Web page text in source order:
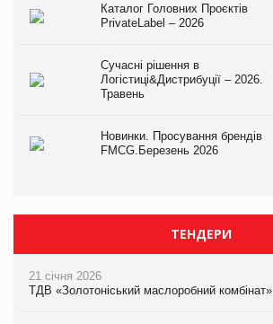
Каталог Головних Проєктів
PrivateLabel – 2026
Сучасні рішення в
Логістиці&Дистрибуції – 2026.
Травень
Новинки. Просування брендів
FMCG.Березень 2026
ТЕНДЕРИ
21 січня 2026
ТДВ «Золотоніський маслоробний комбінат»